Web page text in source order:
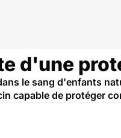
d'une
le sang d'enfants
capable de protéger